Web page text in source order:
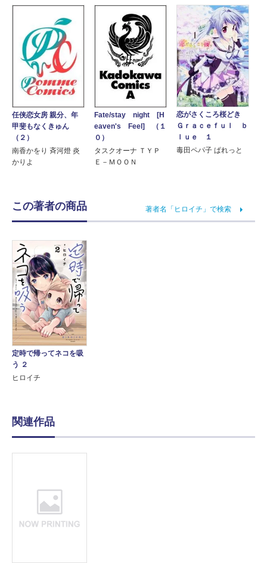
任侠恋女房 親分、年
甲斐もなくきゅん
（２）
南香かをり 斉河燈 炎
かりよ
Fate/stay night [H
eaven's Feel] （１
０）
タスクオーナ ＴＹＰ
Ｅ－ＭＯＯＮ
恋がさくころ桜どき
Ｇｒａｃｅｆｕｌ ｂ
ｌｕｅ １
毒田ペパ子 ぱれっと
この著者の商品 著者名「ヒロイチ」で検索
定時で帰ってネコを吸
う ２
ヒロイチ
関連作品